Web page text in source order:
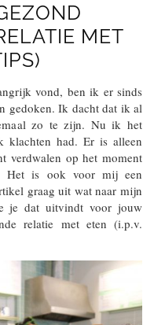
MET
vond, ben ik er sinds
gedoken. Ik dacht dat ik al
zo te zijn. Nu ik het
klachten had. Er is alleen
verdwalen op het moment
Het is ook voor mij een
graag uit wat naar mijn
je dat uitvindt voor jouw
relatie met eten (i.p.v.